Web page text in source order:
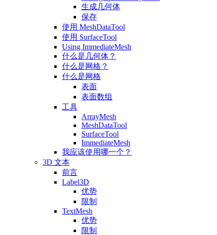
生成几何体
保存
使用 MeshDataTool
使用 SurfaceTool
Using ImmediateMesh
什么是几何体？
什么是网格？
什么是网格
表面
表面数组
工具
ArrayMesh
MeshDataTool
SurfaceTool
ImmediateMesh
我应该使用哪一个？
3D 文本
前言
Label3D
优势
限制
TextMesh
优势
限制